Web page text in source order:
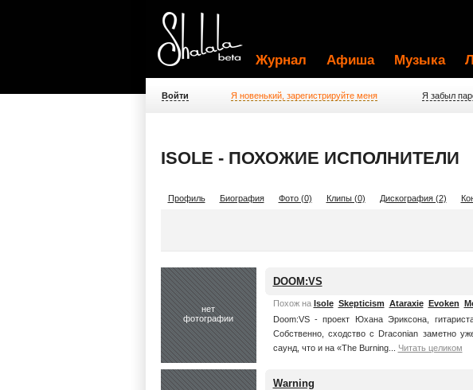
Журнал Афиша Музыка
Войти Я новенький, зарегистрируйте меня Я забыл
ISOLE - ПОХОЖИЕ ИСПОЛНИТЕЛИ
Профиль Биография Фото (0) Клипы (0) Дискография (2)
нет
фотографии
DOOM:VS
Похож на Isole Skepticism Ataraxie Evoken
Doom:VS - проект Юхана Эриксона,
Собственно, сходство с Draconian заметно
саунд, что и на «The Burning...
Читать целиком
Warning